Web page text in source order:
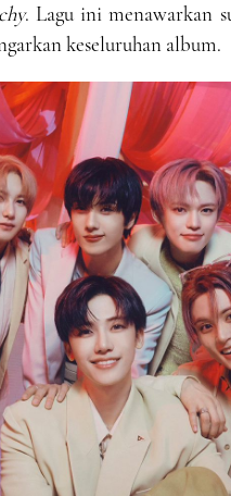
. Lagu ini menawarkan
keseluruhan album.